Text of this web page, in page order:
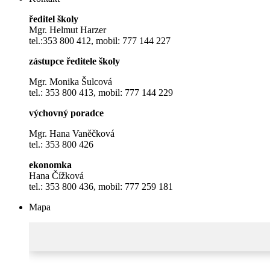
ředitel školy
Mgr. Helmut Harzer
tel.:353 800 412, mobil: 777 144 227
zástupce ředitele školy
Mgr. Monika Šulcová
tel.: 353 800 413, mobil: 777 144 229
výchovný poradce
Mgr. Hana Vaněčková
tel.: 353 800 426
ekonomka
Hana Čížková
tel.: 353 800 436, mobil: 777 259 181
Mapa